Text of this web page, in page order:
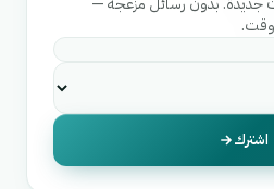
وقت.
اشترك